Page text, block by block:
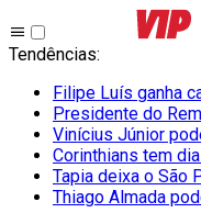
Tendências:
Filipe Luís ganha
Presidente do
Vinícius Júnior
Corinthians tem
Tapia deixa o São
Thiago Almada